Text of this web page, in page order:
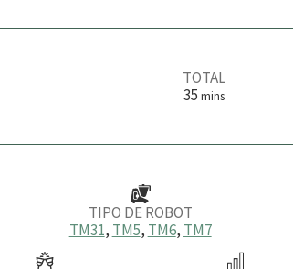
TOTAL
35m
u
mins
TIPO DE ROBOT
TM31, TM5, TM6, TM7